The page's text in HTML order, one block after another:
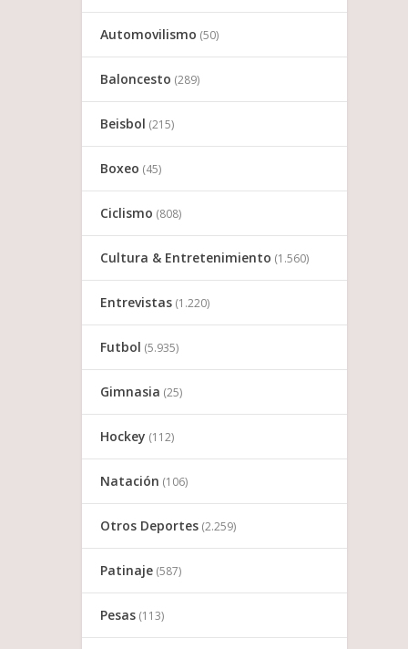
Automovilismo (50)
Baloncesto (289)
Beisbol (215)
Boxeo (45)
Ciclismo (808)
Cultura & Entretenimiento (1.560)
Entrevistas (1.220)
Futbol (5.935)
Gimnasia (25)
Hockey (112)
Natación (106)
Otros Deportes (2.259)
Patinaje (587)
Pesas (113)